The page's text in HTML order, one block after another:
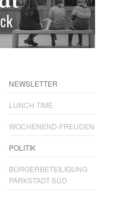
NEWSLETTER
LUNCH TIME
WOCHENEND-FREUDEN
POLITIK
BÜRGERBETEILIGUNG
PARKSTADT SÜD